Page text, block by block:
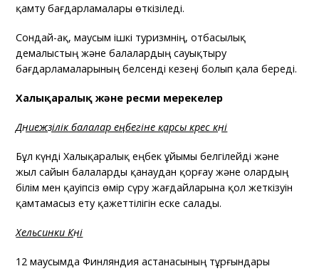
қамту бағдарламалары өткізіледі.
Сондай-ақ, маусым ішкі туризмнің, отбасылық
демалыстың және балалардың сауықтыру
бағдарламаларының белсенді кезеңі болып қала береді.
Халықаралық және ресми мерекелер
Дүниежүзілік балалар еңбегіне қарсы күрес күні
Бұл күнді Халықаралық еңбек ұйымы белгілейді және
жыл сайын балаларды қанаудан қорғау және олардың
білім мен қауіпсіз өмір сүру жағдайларына қол жеткізуін
қамтамасыз ету қажеттілігін еске салады.
Хельсинки Күні
12 маусымда Финляндия астанасының тұрғындары